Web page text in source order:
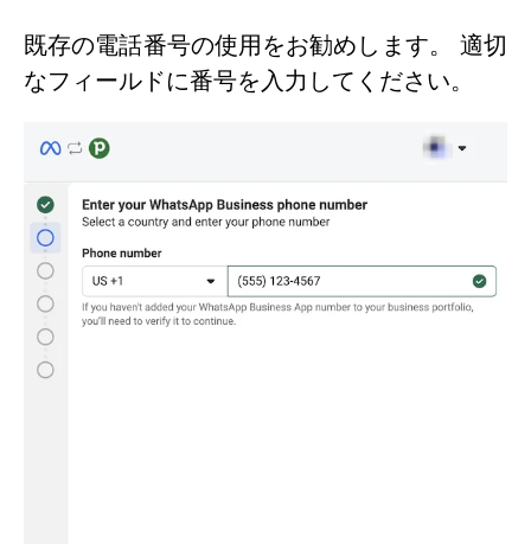
既存の電話番号の使用をお勧めします。 適切
なフィールドに番号を入力してください。